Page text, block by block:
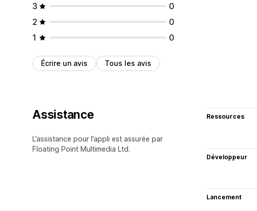
3
0
2
0
1
0
Écrire un avis Tous les avis
Assistance
L’assistance pour l’appli est assurée par
Floating Point Multimedia Ltd.
Ressources
Développeur
Lancement